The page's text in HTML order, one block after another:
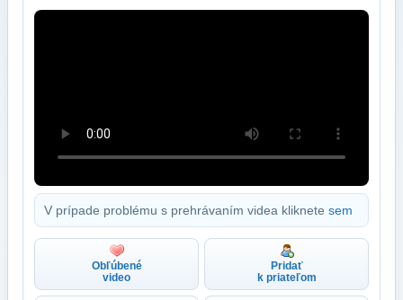
V prípade problému s prehrávaním videa kliknete sem
Obľúbené
video
Pridať
k priateľom